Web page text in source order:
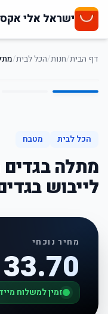
ישראל אלי
דף הבית/חנות/הכל לבית/
הכל לבית מטבח
מתלה
לייבוש
מחיר נוכחי
זמין למשלוח